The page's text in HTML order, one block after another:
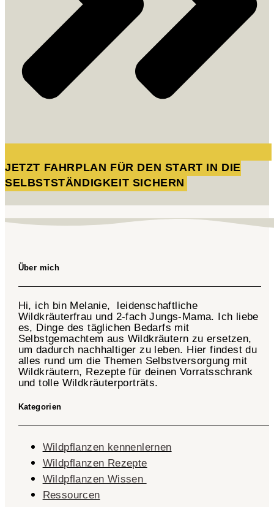
JETZT FAHRPLAN FÜR DEN START IN DIE
SELBSTSTÄNDIGKEIT SICHERN
Über mich
Hi, ich bin Melanie, leidenschaftliche
Wildkräuterfrau und 2-fachJungs-Mama. Ich liebe
es, Dinge des täglichen Bedarfs mit
Selbstgemachtem aus Wildkräutern zu ersetzen,
um dadurch nachhaltiger zu leben. Hier findest du
alles rund um die Themen Selbstversorgung mit
Wildkräutern, Rezepte für deinen Vorratsschrank
und tolle Wildkräuterporträts.
Kategorien
Wildpflanzen kennenlernen
Wildpflanzen Rezepte
Wildpflanzen Wissen ​
Ressourcen